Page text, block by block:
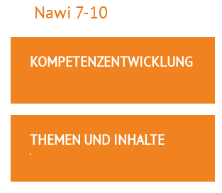
Nawi 7-10
KOMPETENZENTWICKLUNG
THEMEN UND INHALTE